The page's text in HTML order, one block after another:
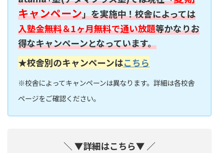
キャンペーン」を実施中！校舎によっては
入塾金無料＆1ヶ月無料で通い放題等かなりお
得なキャンペーンとなっています。
★校舎別のキャンペーンはこちら
※校舎によってキャンペーンは異なります。詳細は各校舎
ページをご確認ください。
＼ ▼詳細はこちら▼ ／